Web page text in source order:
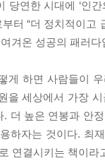
연한 시대에 ‘인
터 “더 정치적이
겨온 성공의 패러다
게 하면 사람들이
을 세상에서 가장
. 더 높은 연봉과
하자는 것이다. 최
연결시키는 책이라